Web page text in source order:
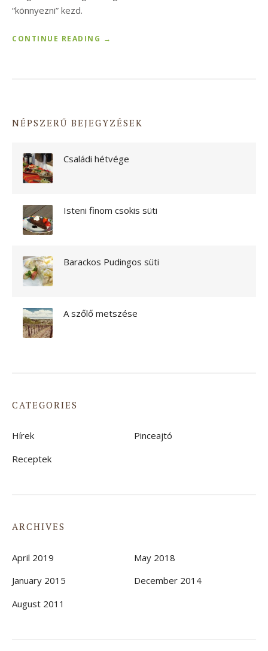
“könnyezni” kezd.
CONTINUE READING “
M
S
→
NÉPSZERŰ BEJEGYZÉSEK
Családi hétvége
Isteni finom csokis süti
Barackos Pudingos süti
A szőlő metszése
CATEGORIES
Hírek
Pinceajtó
Receptek
ARCHIVES
April 2019
May 2018
January 2015
December 2014
August 2011